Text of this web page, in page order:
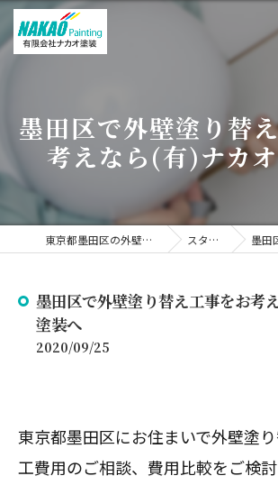
墨田区で外壁塗り替
考えなら(有)ナカ
東京都墨田区の外壁塗装なら有限会社ナカオ塗装 スタッフブログ 墨田区で外
墨田区で外壁塗り替え工事をお考
塗装へ
2020/09/25
東京都墨田区にお住まいで外壁塗
工費用のご相談、費用比較をご検